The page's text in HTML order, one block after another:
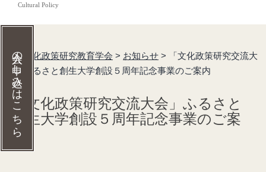
Cultural Policy
入会の申し込みはこちら
国際文化政策研究教育学会 > お知らせ >
「文化政策研究交流大
会」ふるさと創生大学創設５周年記念事業のご案内
「文化政策研究交流大会」ふるさと
創生大学創設５周年記念事業のご案
内